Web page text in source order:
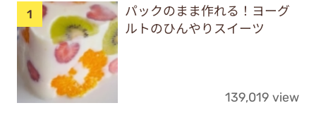
パックのまま作れる！ヨーグ
ルトのひんやりスイーツ
139,019 view